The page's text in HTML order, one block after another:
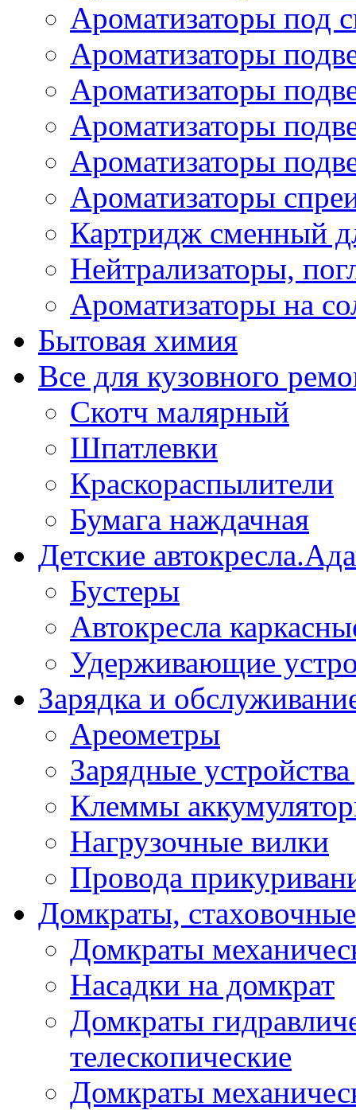
Ароматизаторы под
Ароматизаторы
Ароматизаторы
Ароматизаторы
Ароматизаторы
Ароматизаторы
Картридж сменный
Нейтрализаторы,
Ароматизаторы на
Бытовая химия
Все для кузовного
Скотч малярный
Шпатлевки
Краскораспылители
Бумага наждачная
Детские
Бустеры
Автокресла
Удерживающие
Зарядка и
Ареометры
Зарядные
Клеммы
Нагрузочные вилки
Провода
Домкраты,
Домкраты
Насадки на домкрат
Домкраты
телескопические
Домкраты